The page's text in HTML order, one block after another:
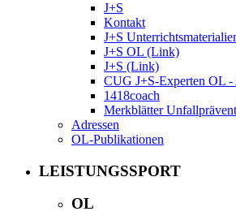
J+S
Kontakt
J+S
J+S OL (Link)
J+S (Link)
CUG J+S-Experten OL
1418coach
Merkblätter
Adressen
OL-Publikationen
LEISTUNGSSPORT
OL